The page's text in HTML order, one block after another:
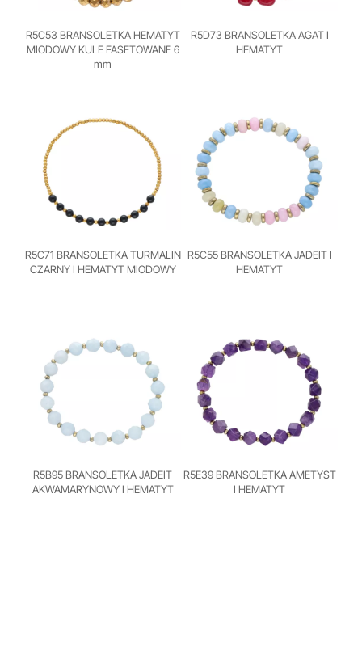
R5C53 BRANSOLETKA HEMATYT
MIODOWY KULE FASETOWANE 6
mm
R5D73 BRANSOLETKA AGAT I
HEMATYT
R5C71 BRANSOLETKA TURMALIN
CZARNY I HEMATYT MIODOWY
R5C55 BRANSOLETKA JADEIT I
HEMATYT
R5B95 BRANSOLETKA JADEIT
AKWAMARYNOWY I HEMATYT
R5E39 BRANSOLETKA AMETYST
I HEMATYT